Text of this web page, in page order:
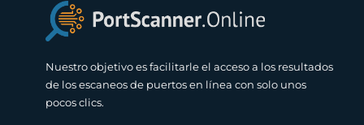
Nuestro objetivo es facilitarle el acceso a los resultados
de los escaneos de puertos en línea con solo unos
pocos clics.